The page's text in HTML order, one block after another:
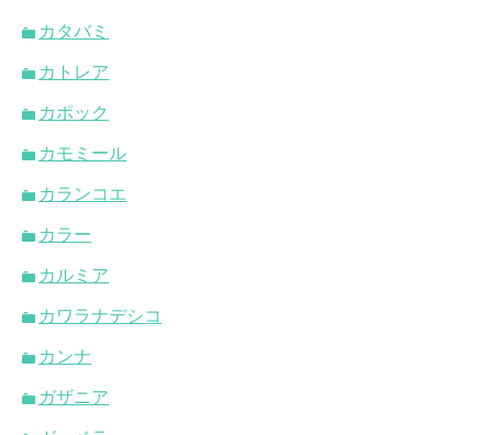
カタバミ
カトレア
カポック
カモミール
カランコエ
カラー
カルミア
カワラナデシコ
カンナ
ガザニア